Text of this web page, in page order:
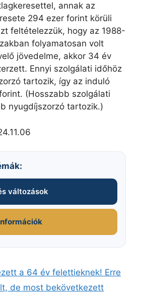
annak az
294 ezer forint körüli
feltételezzük, hogy az 1988-
folyamatosan volt
jövedelme, akkor 34 év
Ennyi szolgálati időhöz
tartozik, így az induló
(Hosszabb szolgálati
nyugdíjszorzó tartozik.)
változások
a 64 év felettieknek! Erre
de most bekövetkezett